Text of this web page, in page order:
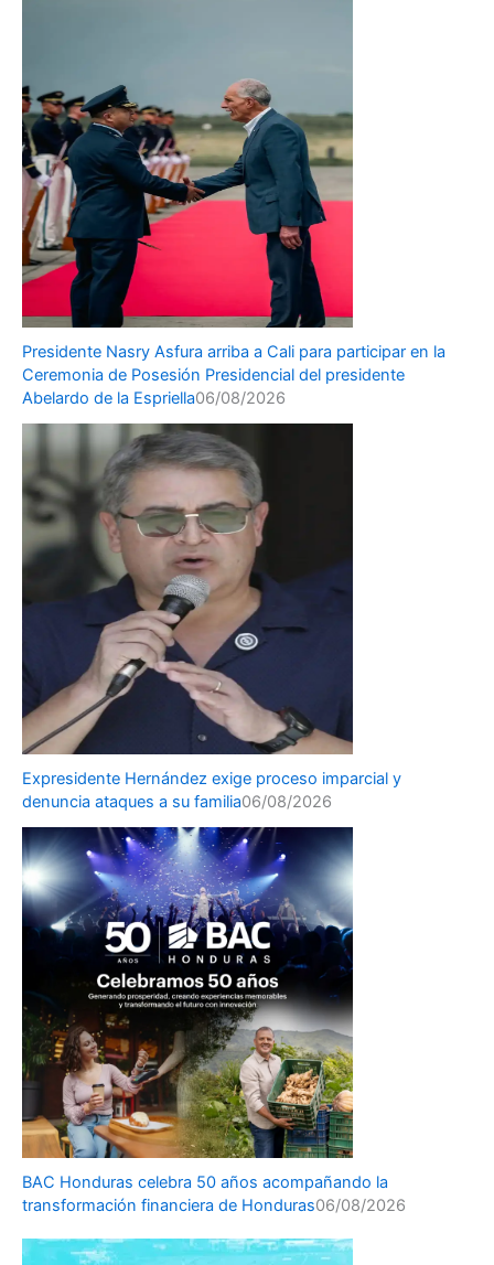
Presidente Nasry Asfura arriba a Cali para participar en la
Ceremonia de Posesión Presidencial del presidente
Abelardo de la Espriella06/08/2026
Expresidente Hernández exige proceso imparcial y
denuncia ataques a su familia06/08/2026
BAC Honduras celebra 50 años acompañando la
transformación financiera de Honduras06/08/2026